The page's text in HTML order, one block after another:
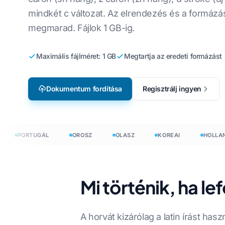
Gyártás
Videojáték Lokalizáció
CSV-fájlok
HTML-fordító
.DOCX
PowerPoint
Angolról koreaira
Angolról törökre
Angolról hindire
dokumentumokat 120+ nyelven
mindkét c változat. Az elrendezés és a
megmarad. Fájlok 1 GB-ig.
Maximális fájlméret: 1 GB Megtartja az eredeti formázást
Dokumentum fordítása Regisztrálj ingyen
PORTUGÁL OROSZ OLASZ KOREAI HOLLAND
Mi történik, ha
A horvát kizárólag a latin írást